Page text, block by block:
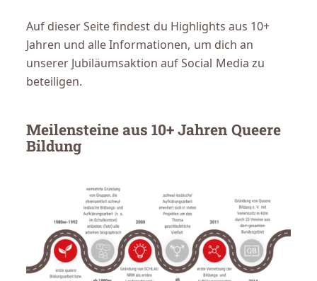
Auf dieser Seite findest du Highlights aus 10+
Jahren und alle Informationen, um dich an
unserer Jubiläumsaktion auf Social Media zu
beteiligen.
Meilensteine aus 10+ Jahren Queere
Bildung